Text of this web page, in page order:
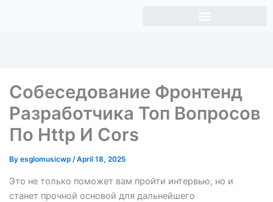
Собеседование Фронтенд
Разработчика Топ Вопросов
По Http И Cors
By esglomusicwp /April 18, 2025
Это не только поможет вам пройти интервью, но и
станет прочной основой для дальнейшего